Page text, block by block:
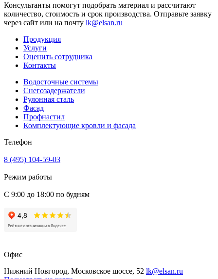
Консультанты помогут подобрать материал и рассчитают
количество, стоимость и срок производства. Отправьте заявку
через сайт или на почту lk@elsan.ru
Продукция
Услуги
Оценить сотрудника
Контакты
Водосточные системы
Снегозадержатели
Рулонная сталь
Фасад
Профнастил
Комплектующие кровли и фасада
Телефон
8 (495) 104-59-03
Режим работы
С 9:00 до 18:00 по будням
Офис
Нижний Новгород, Московское шоссе, 52 lk@elsan.ru